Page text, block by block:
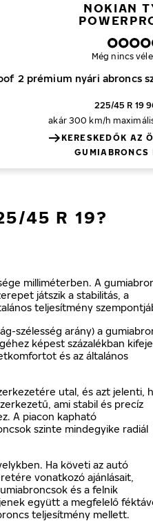
NOKIAN
2 prémium nyári abroncs
Még nincs
225/45 R 19
akár 300 km/h
KERESKEDŐK AZ
GUMIABRONCS
45 R 19?
milliméterben. A
játszik a stabilitás, a
teljesítmény
szélesség arány) a
képest százalékban
és az általános
utal, és azt jelenti,
ami stabil és precíz
A piacon kapható
szinte mindegyike radiál
Ha követi az autó
vonatkozó ajánlásait,
és a felnik
együtt a megfelelő
teljesítmény mellett.